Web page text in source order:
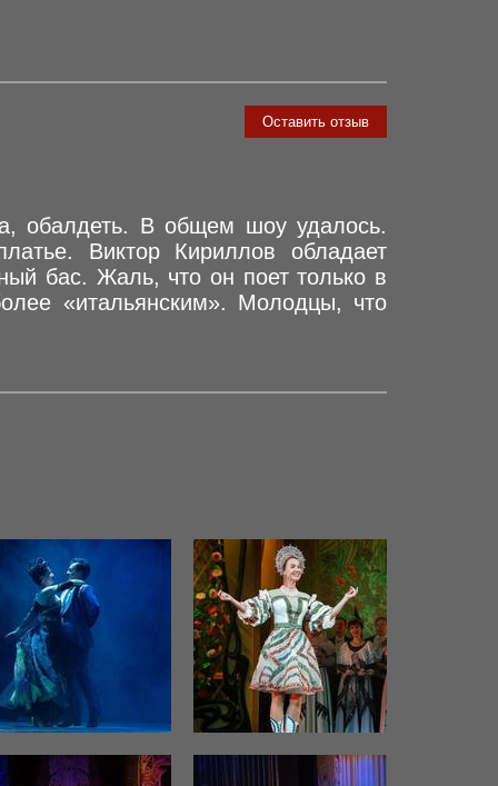
Оставить отзыв
обалдеть. В общем шоу удалось.
Виктор Кириллов обладает
бас. Жаль, что он поет только в
«итальянским». Молодцы, что